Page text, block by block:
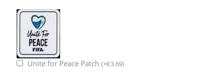
Unite for Peace Patch (+€3.69)